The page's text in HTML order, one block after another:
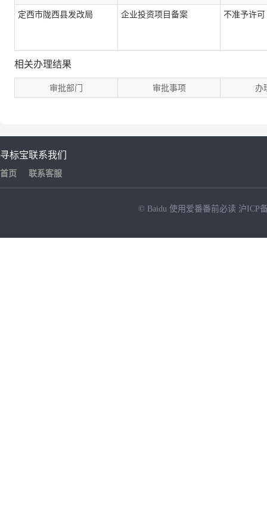
定西市陇西县发改局 企业投资项目备案 不准予许可
相关办理结果
审批部门 审批事项 办
寻标宝
首页
联系我们
联系客服
© Baidu 使用爱番番前必读 沪ICP